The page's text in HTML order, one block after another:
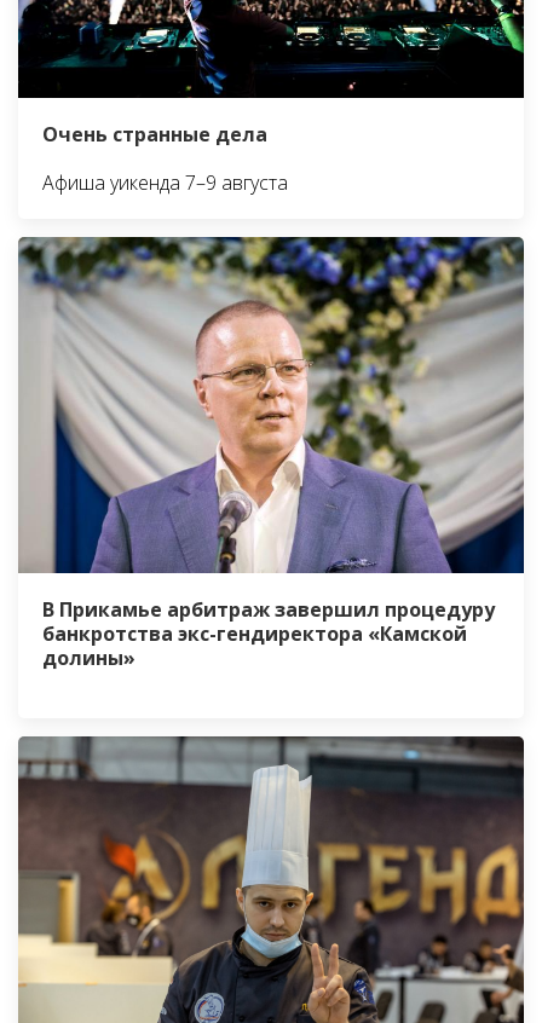
Очень странные дела
Афиша уикенда 7–9 августа
В Прикамье арбитраж завершил процедуру
банкротства экс-гендиректора «Камской
долины»